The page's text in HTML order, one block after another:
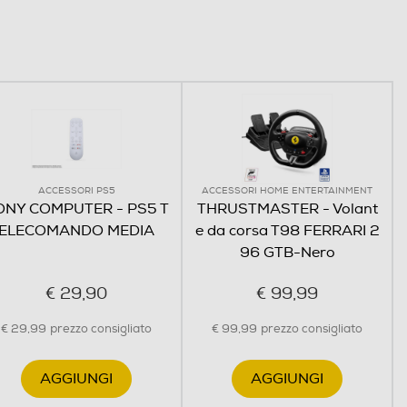
ACCESSORI PS5
COMPUTER - PS5 T
MEDIA
€ 29,90
€ 29,99 prezzo consigliato
AGGIUNGI
ACCESSORI HOME ENTERTAINMENT
THRUSTMASTER - Volant
e da corsa T98 FERRARI 2
96 GTB-Nero
€ 99,99
€ 99,99 prezzo consigliato
AGGIUNGI